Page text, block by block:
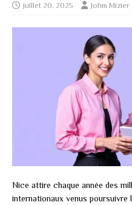
juillet 20, 2025 Johm Mizier
Nice attire chaque année des
internationaux venus poursuivre